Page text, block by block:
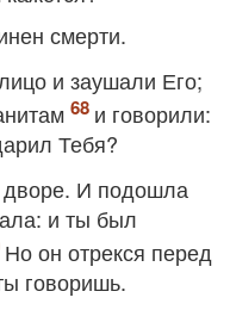
смерти.
и заушали Его;
и говорили:
Тебя?
И подошла
и ты был
Но он отрекся перед
говоришь.